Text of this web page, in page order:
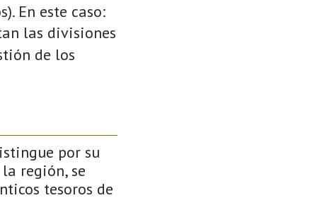
En este caso:
las divisiones
de los
por su
región, se
tesoros de